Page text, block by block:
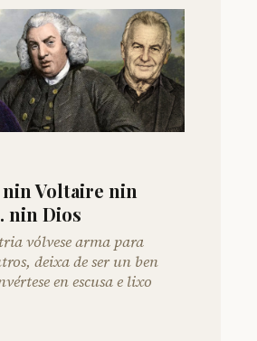
Voltaire nin
nin Dios
vólvese arma para
deixa de ser un ben
en escusa e lixo